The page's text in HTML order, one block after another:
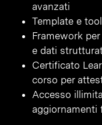
avanzati
Template e
Framework
e dati
Certificato
corso per
Accesso
aggiornamenti